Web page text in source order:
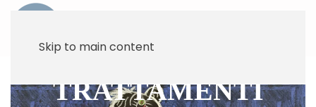
Skip to main content
TRATTAMENTI